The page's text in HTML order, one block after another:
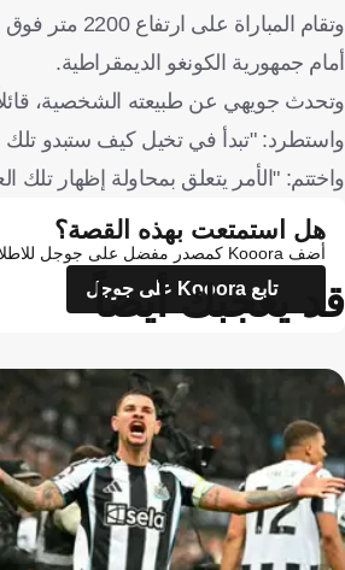
وتقام
أمام جمهورية الكونغو الديمقراطية.
وتحدث جويهي عن طبيعته الشخصية،
واستطرد: "تبدأ في تخيل كيف ستبدو تلك
واختتم: "الأمر يتعلق بمحاولة إظهار
هل استمتعت بهذه القصة؟
أضف Kooora كمصدر مفضل على جوجل للاطلاع على المزيد من تقاريرنا
تابع Kooora على جوجل
قد يعجبك أيضاً